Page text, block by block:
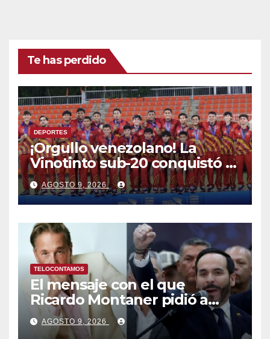
Te has perdido
DEPORTES
¡Orgullo venezolano! La
Vinotinto sub-20 conquistó el
oro en los Juegos
Centroamericanos y del
Caribe tras unos dramáticos
penales
AGOSTO 9, 2026
TELOCONTAMOS
El mensaje con el que
Ricardo Montaner pidió a
Abelardo de la Espriella
ayudar a Venezuela
AGOSTO 9, 2026